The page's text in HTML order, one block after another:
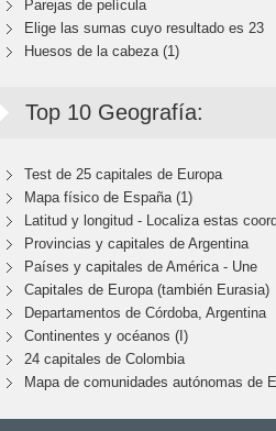
Parejas de película
Elige las sumas cuyo resultado es 23
Huesos de la cabeza (1)
Top 10 Geografía:
Test de 25 capitales de Europa
Mapa físico de España (1)
Latitud y longitud - Localiza estas
Provincias y capitales de Argentina
Países y capitales de América - Une
Capitales de Europa (también Eurasia)
Departamentos de Córdoba, Argentina
Continentes y océanos (I)
24 capitales de Colombia
Mapa de comunidades autónomas de